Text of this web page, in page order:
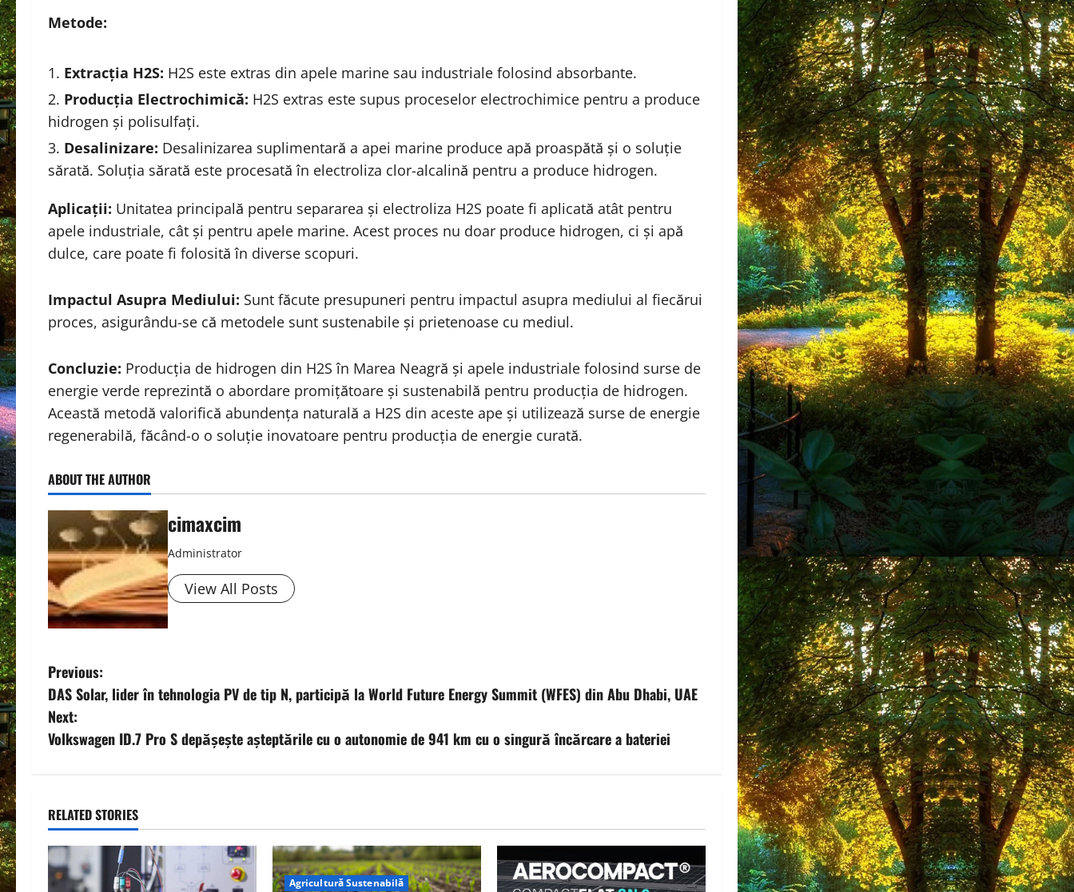
Metode:
Extracția H2S: H2S este extras din apele marine sau industriale folosind absorbante.
Producția Electrochimică: H2S extras este supus proceselor electrochimice pentru a produce
hidrogen și polisulfați.
Desalinizare: Desalinizarea suplimentară a apei marine produce apă proaspătă și o soluție
sărată. Soluția sărată este procesată în electroliza clor-alcalină pentru a produce hidrogen.
Aplicații: Unitatea principală pentru separarea și electroliza H2S poate fi aplicată atât pentru
apele industriale, cât și pentru apele marine. Acest proces nu doar produce hidrogen, ci și apă
dulce, care poate fi folosită în diverse scopuri.
Impactul Asupra Mediului: Sunt făcute presupuneri pentru impactul asupra mediului al fiecărui
proces, asigurându-se că metodele sunt sustenabile și prietenoase cu mediul.
Concluzie: Producția de hidrogen din H2S în Marea Neagră și apele industriale folosind surse de
energie verde reprezintă o abordare promițătoare și sustenabilă pentru producția de hidrogen.
Această metodă valorifică abundența naturală a H2S din aceste ape și utilizează surse de energie
regenerabilă, făcând-o o soluție inovatoare pentru producția de energie curată.
ABOUT THE AUTHOR
cimaxcim
Administrator
View All Posts
P
o
s
n
a
v
Previous:
DAS Solar, lider în tehnologia PV de tip N, participă la World Future Energy Summit (WFES) din Abu Dhabi, UAE
Next:
Volkswagen ID.7 Pro S depășește așteptările cu o autonomie de 941 km cu o singură încărcare a bateriei
RELATED STORIES
Agricultură Sustenabilă